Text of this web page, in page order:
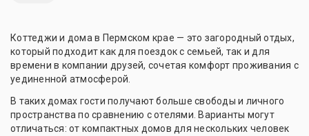
Коттеджи и дома в Пермском крае — это загородный отдых,
который подходит как для поездок с семьей, так и для
времени в компании друзей, сочетая комфорт проживания с
уединенной атмосферой.
В таких домах гости получают больше свободы и личного
пространства по сравнению с отелями. Варианты могут
отличаться: от компактных домов для нескольких человек